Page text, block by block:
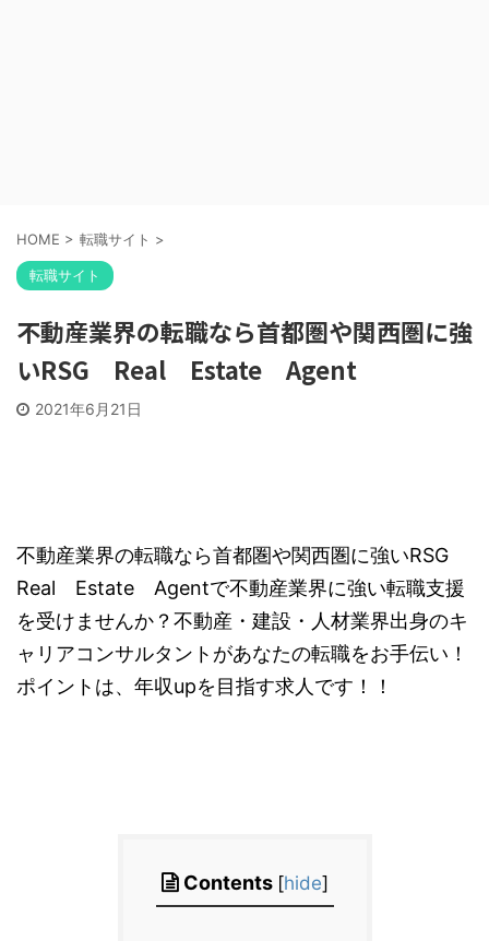
HOME > 転職サイト >
転職サイト
不動産業界の転職なら首都圏や関西圏に強
いRSG Real Estate Agent
2021年6月21日
不動産業界の転職なら首都圏や関西圏に強いRSG
Real Estate Agentで不動産業界に強い転職支援
を受けませんか？不動産・建設・人材業界出身のキ
ャリアコンサルタントがあなたの転職をお手伝い！
ポイントは、年収upを目指す求人です！！
Contents [hide]